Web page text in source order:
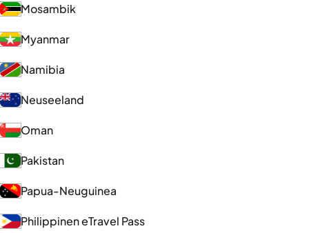
Mosambik
Myanmar
Namibia
Neuseeland
Oman
Pakistan
Papua-Neuguinea
Philippinen eTravel Pass